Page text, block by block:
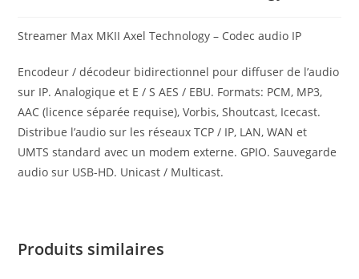
Streamer Max MKII Axel Technology – Codec audio IP
Encodeur / décodeur bidirectionnel pour diffuser de l’audio
sur IP. Analogique et E / S AES / EBU. Formats: PCM, MP3,
AAC (licence séparée requise), Vorbis, Shoutcast, Icecast.
Distribue l’audio sur les réseaux TCP / IP, LAN, WAN et
UMTS standard avec un modem externe. GPIO. Sauvegarde
audio sur USB-HD. Unicast / Multicast.
Produits similaires